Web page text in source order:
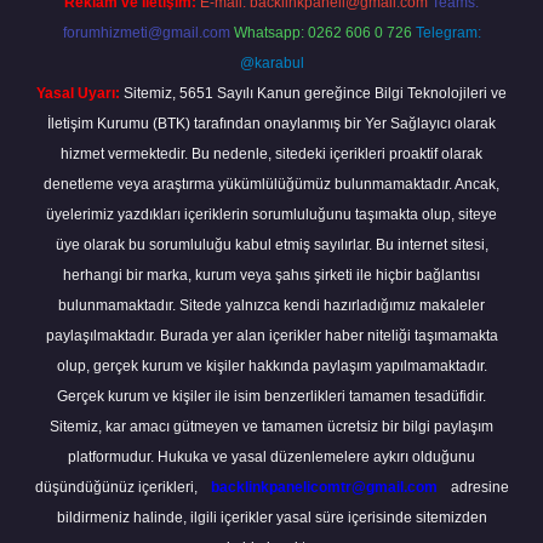
forumhizmeti@gmail.com Whatsapp: 0262 606 0 726 Telegram:
@karabul
Yasal Uyarı: Sitemiz, 5651 Sayılı Kanun gereğince Bilgi Teknolojileri ve
İletişim Kurumu (BTK) tarafından onaylanmış bir Yer Sağlayıcı olarak
hizmet vermektedir. Bu nedenle, sitedeki içerikleri proaktif olarak
denetleme veya araştırma yükümlülüğümüz bulunmamaktadır. Ancak,
üyelerimiz yazdıkları içeriklerin sorumluluğunu taşımakta olup, siteye
üye olarak bu sorumluluğu kabul etmiş sayılırlar. Bu internet sitesi,
herhangi bir marka, kurum veya şahıs şirketi ile hiçbir bağlantısı
bulunmamaktadır. Sitede yalnızca kendi hazırladığımız makaleler
paylaşılmaktadır. Burada yer alan içerikler haber niteliği taşımamakta
olup, gerçek kurum ve kişiler hakkında paylaşım yapılmamaktadır.
Gerçek kurum ve kişiler ile isim benzerlikleri tamamen tesadüfidir.
Sitemiz, kar amacı gütmeyen ve tamamen ücretsiz bir bilgi paylaşım
platformudur. Hukuka ve yasal düzenlemelere aykırı olduğunu
düşündüğünüz içerikleri,
backlinkpanelicomtr@gmail.com
adresine
bildirmeniz halinde, ilgili içerikler yasal süre içerisinde sitemizden